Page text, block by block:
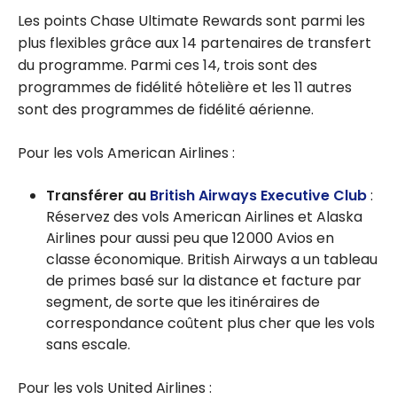
Les points Chase Ultimate Rewards sont parmi les
plus flexibles grâce aux 14 partenaires de transfert
du programme. Parmi ces 14, trois sont des
programmes de fidélité hôtelière et les 11 autres
sont des programmes de fidélité aérienne.
Pour les vols American Airlines :
Transférer au British Airways Executive Club:
Réservez des vols American Airlines et Alaska
Airlines pour aussi peu que 12 000 Avios en
classe économique. British Airways a un tableau
de primes basé sur la distance et facture par
segment, de sorte que les itinéraires de
correspondance coûtent plus cher que les vols
sans escale.
Pour les vols United Airlines :